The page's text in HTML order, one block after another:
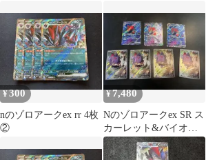
¥300
nのゾロアークex rr 4枚
②
¥7,480
Nのゾロアークex SR ス
カーレット&バイオレ
ット 拡張パック バトル
パート…